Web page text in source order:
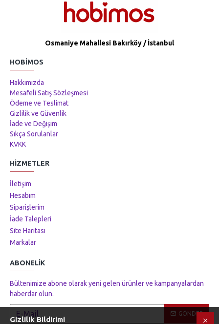
Osmaniye Mahallesi Bakırköy / İstanbul
HOBIMOS
Hakkımızda
Mesafeli Satış Sözleşmesi
Ödeme ve Teslimat
Gizlilik ve Güvenlik
İade ve Değişim
Sıkça Sorulanlar
KVKK
HIZMETLER
İletişim
Hesabım
Siparişlerim
İade Talepleri
Site Haritası
Markalar
ABONELIK
Bültenimize abone olarak yeni gelen ürünler ve kampanyalardan
haberdar olun.
GÖNDER
Gizlilik Bildirimi